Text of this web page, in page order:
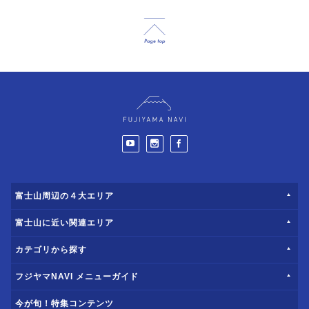
富士山周辺の４大エリア
富士山に近い関連エリア
カテゴリから探す
フジヤマNAVI メニューガイド
今が旬！特集コンテンツ